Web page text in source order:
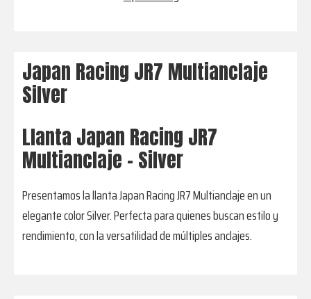
Japan Racing JR7 Multianclaje
Silver
Llanta Japan Racing JR7
Multianclaje - Silver
Presentamos la llanta Japan Racing JR7 Multianclaje en un
elegante color Silver. Perfecta para quienes buscan estilo y
rendimiento, con la versatilidad de múltiples anclajes.